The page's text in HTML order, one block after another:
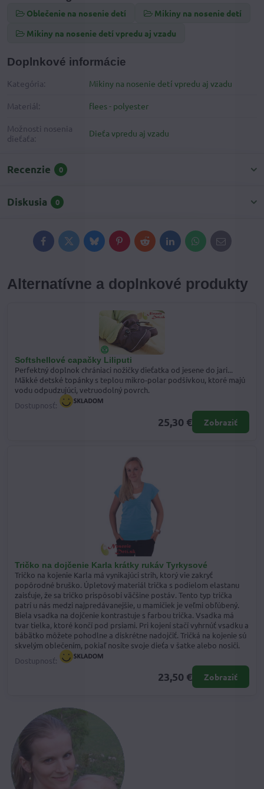
Oblečenie na nosenie detí
Mikiny na nosenie detí
Mikiny na nosenie detí vpredu aj vzadu
Doplnkové informácie
Kategória: Mikiny na nosenie detí vpredu aj vzadu
Materiál: flees - polyester
Možnosti nosenia
dieťaťa:
Dieťa vpredu aj vzadu
Recenzie 0
Diskusia 0
FacebookTwitterBlueskyPinterestRedditLinkedInWhatsApp
E-
mail
Alternatívne a doplnkové produkty
Softshellové capačky Liliputi
Perfektný doplnok chrániaci nožičky dieťatka od jesene do jari...
Mäkké detské topánky s teplou mikro-polar podšívkou, ktoré majú
vodu odpudzujúci, vetruodolný povrch.
Dostupnosť:
25,30 € Zobraziť
Tričko na dojčenie Karla krátky rukáv Tyrkysové
Tričko na kojenie Karla má vynikajúci strih, ktorý vie zakryť
popôrodné bruško. Úpletový materiál trička s podielom elastanu
zaisťuje, že sa tričko prispôsobí väčšine postáv. Tento typ trička
patrí u nás medzi najpredávanejšie, u mamičiek je veľmi obľúbený.
Biela vsadka na dojčenie kontrastuje s farbou trička. Vsadka má
tvar tielka, ktoré končí pod prsiami. Pri kojení stačí vyhrnúť vsadku a
bábätko môžete pohodlne a diskrétne nadojčiť. Tričká na kojenie sú
skvelým oblečením, pokiaľ nosíte svoje dieťa v šatke alebo nosiči.
Dostupnosť:
23,50 € Zobraziť